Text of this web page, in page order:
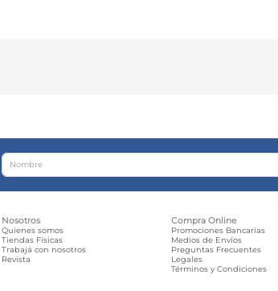
Nosotros
Quienes somos
Tiendas Físicas
Trabajá con nosotros
Revista
Compra Online
Promociones Bancarias
Medios de Envíos
Preguntas Frecuentes
Legales
Términos y Condiciones